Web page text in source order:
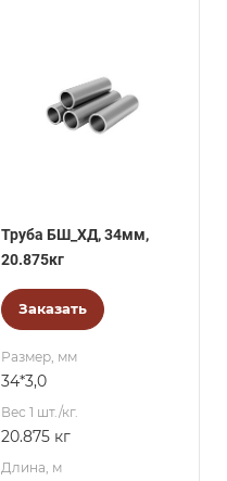
Труба БШ_ХД, 34мм,
20.875кг
Заказать
Размер, мм
34*3,0
Вес 1 шт./кг.
20.875 кг
Длина, м